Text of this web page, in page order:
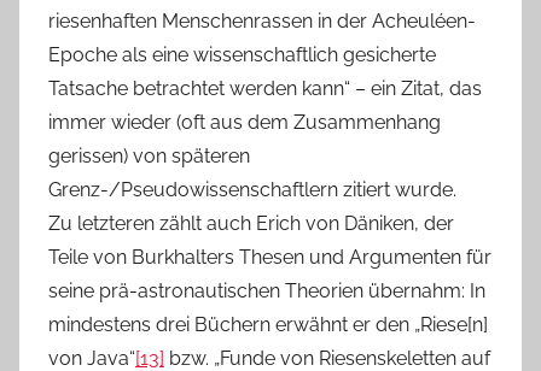
riesenhaften Menschenrassen in der Acheuléen-
Epoche als eine wissenschaftlich gesicherte
Tatsache betrachtet werden kann“ – ein Zitat, das
immer wieder (oft aus dem Zusammenhang
gerissen) von späteren
Grenz-/Pseudowissenschaftlern zitiert wurde.
Zu letzteren zählt auch Erich von Däniken, der
Teile von Burkhalters Thesen und Argumenten für
seine prä-astronautischen Theorien übernahm: In
mindestens drei Büchern erwähnt er den „Riese[n]
von Java“[13] bzw. „Funde von Riesenskeletten auf